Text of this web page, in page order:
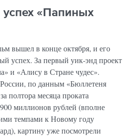
«Папиных
вышел в конце октября, и его
успех. За первый уик-энд проект
и «Алису в Стране чудес».
по данным «Бюллетеня
полтора месяца проката
миллионов рублей (вполне
темпами к Новому году
картину уже посмотрели